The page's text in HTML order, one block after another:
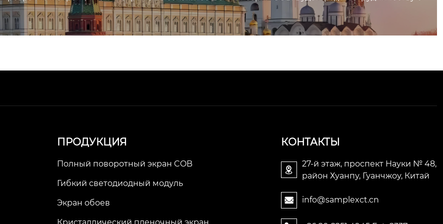
ПРОДУКЦИЯ
Полный поворотный экран COB
Гибкий светодиодный модуль
Экран обоев
КОНТАКТЫ

27-й этаж, проспект Науки № 48,
район Хуанпу, Гуанчжоу, Китай
 info@samplexct.cn